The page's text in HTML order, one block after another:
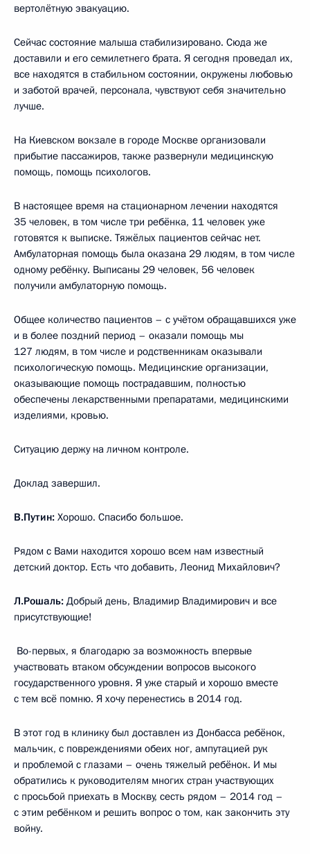
вертолётную эвакуацию.
Сейчас состояние малыша стабилизировано. Сюда же
доставили и его семилетнего брата. Я сегодня проведал их,
все находятся в стабильном состоянии, окружены любовью
и заботой врачей, персонала, чувствуют себя значительно
лучше.
На Киевском вокзале в городе Москве организовали
прибытие пассажиров, также развернули медицинскую
помощь, помощь психологов.
В настоящее время на стационарном лечении находятся
35 человек, в том числе три ребёнка, 11 человек уже
готовятся к выписке. Тяжёлых пациентов сейчас нет.
Амбулаторная помощь была оказана 29 людям, в том числе
одному ребёнку. Выписаны 29 человек, 56 человек
получили амбулаторную помощь.
Общее количество пациентов – с учётом обращавшихся уже
и в более поздний период – оказали помощь мы
127 людям, в том числе и родственникам оказывали
психологическую помощь. Медицинские организации,
оказывающие помощь пострадавшим, полностью
обеспечены лекарственными препаратами, медицинскими
изделиями, кровью.
Ситуацию держу на личном контроле.
Доклад завершил.
В.Путин: Хорошо. Спасибо большое.
Рядом с Вами находится хорошо всем нам известный
детский доктор. Есть что добавить, Леонид Михайлович?
Л.Рошаль: Добрый день, Владимир Владимирович и все
присутствующие!
Во-первых, я благодарю за возможность впервые
участвовать втаком обсуждении вопросов высокого
государственного уровня. Я уже старый и хорошо вместе
с тем всё помню. Я хочу перенестись в 2014 год.
В этот год в клинику был доставлен из Донбасса ребёнок,
мальчик, с повреждениями обеих ног, ампутацией рук
и проблемой с глазами – очень тяжелый ребёнок. И мы
обратились к руководителям многих стран участвующих
с просьбой приехать в Москву, сесть рядом – 2014 год –
с этим ребёнком и решить вопрос о том, как закончить эту
войну.